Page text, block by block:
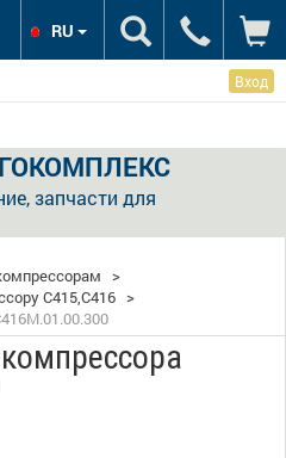
Вход
запчасти для
RU
>
С415,С416 >